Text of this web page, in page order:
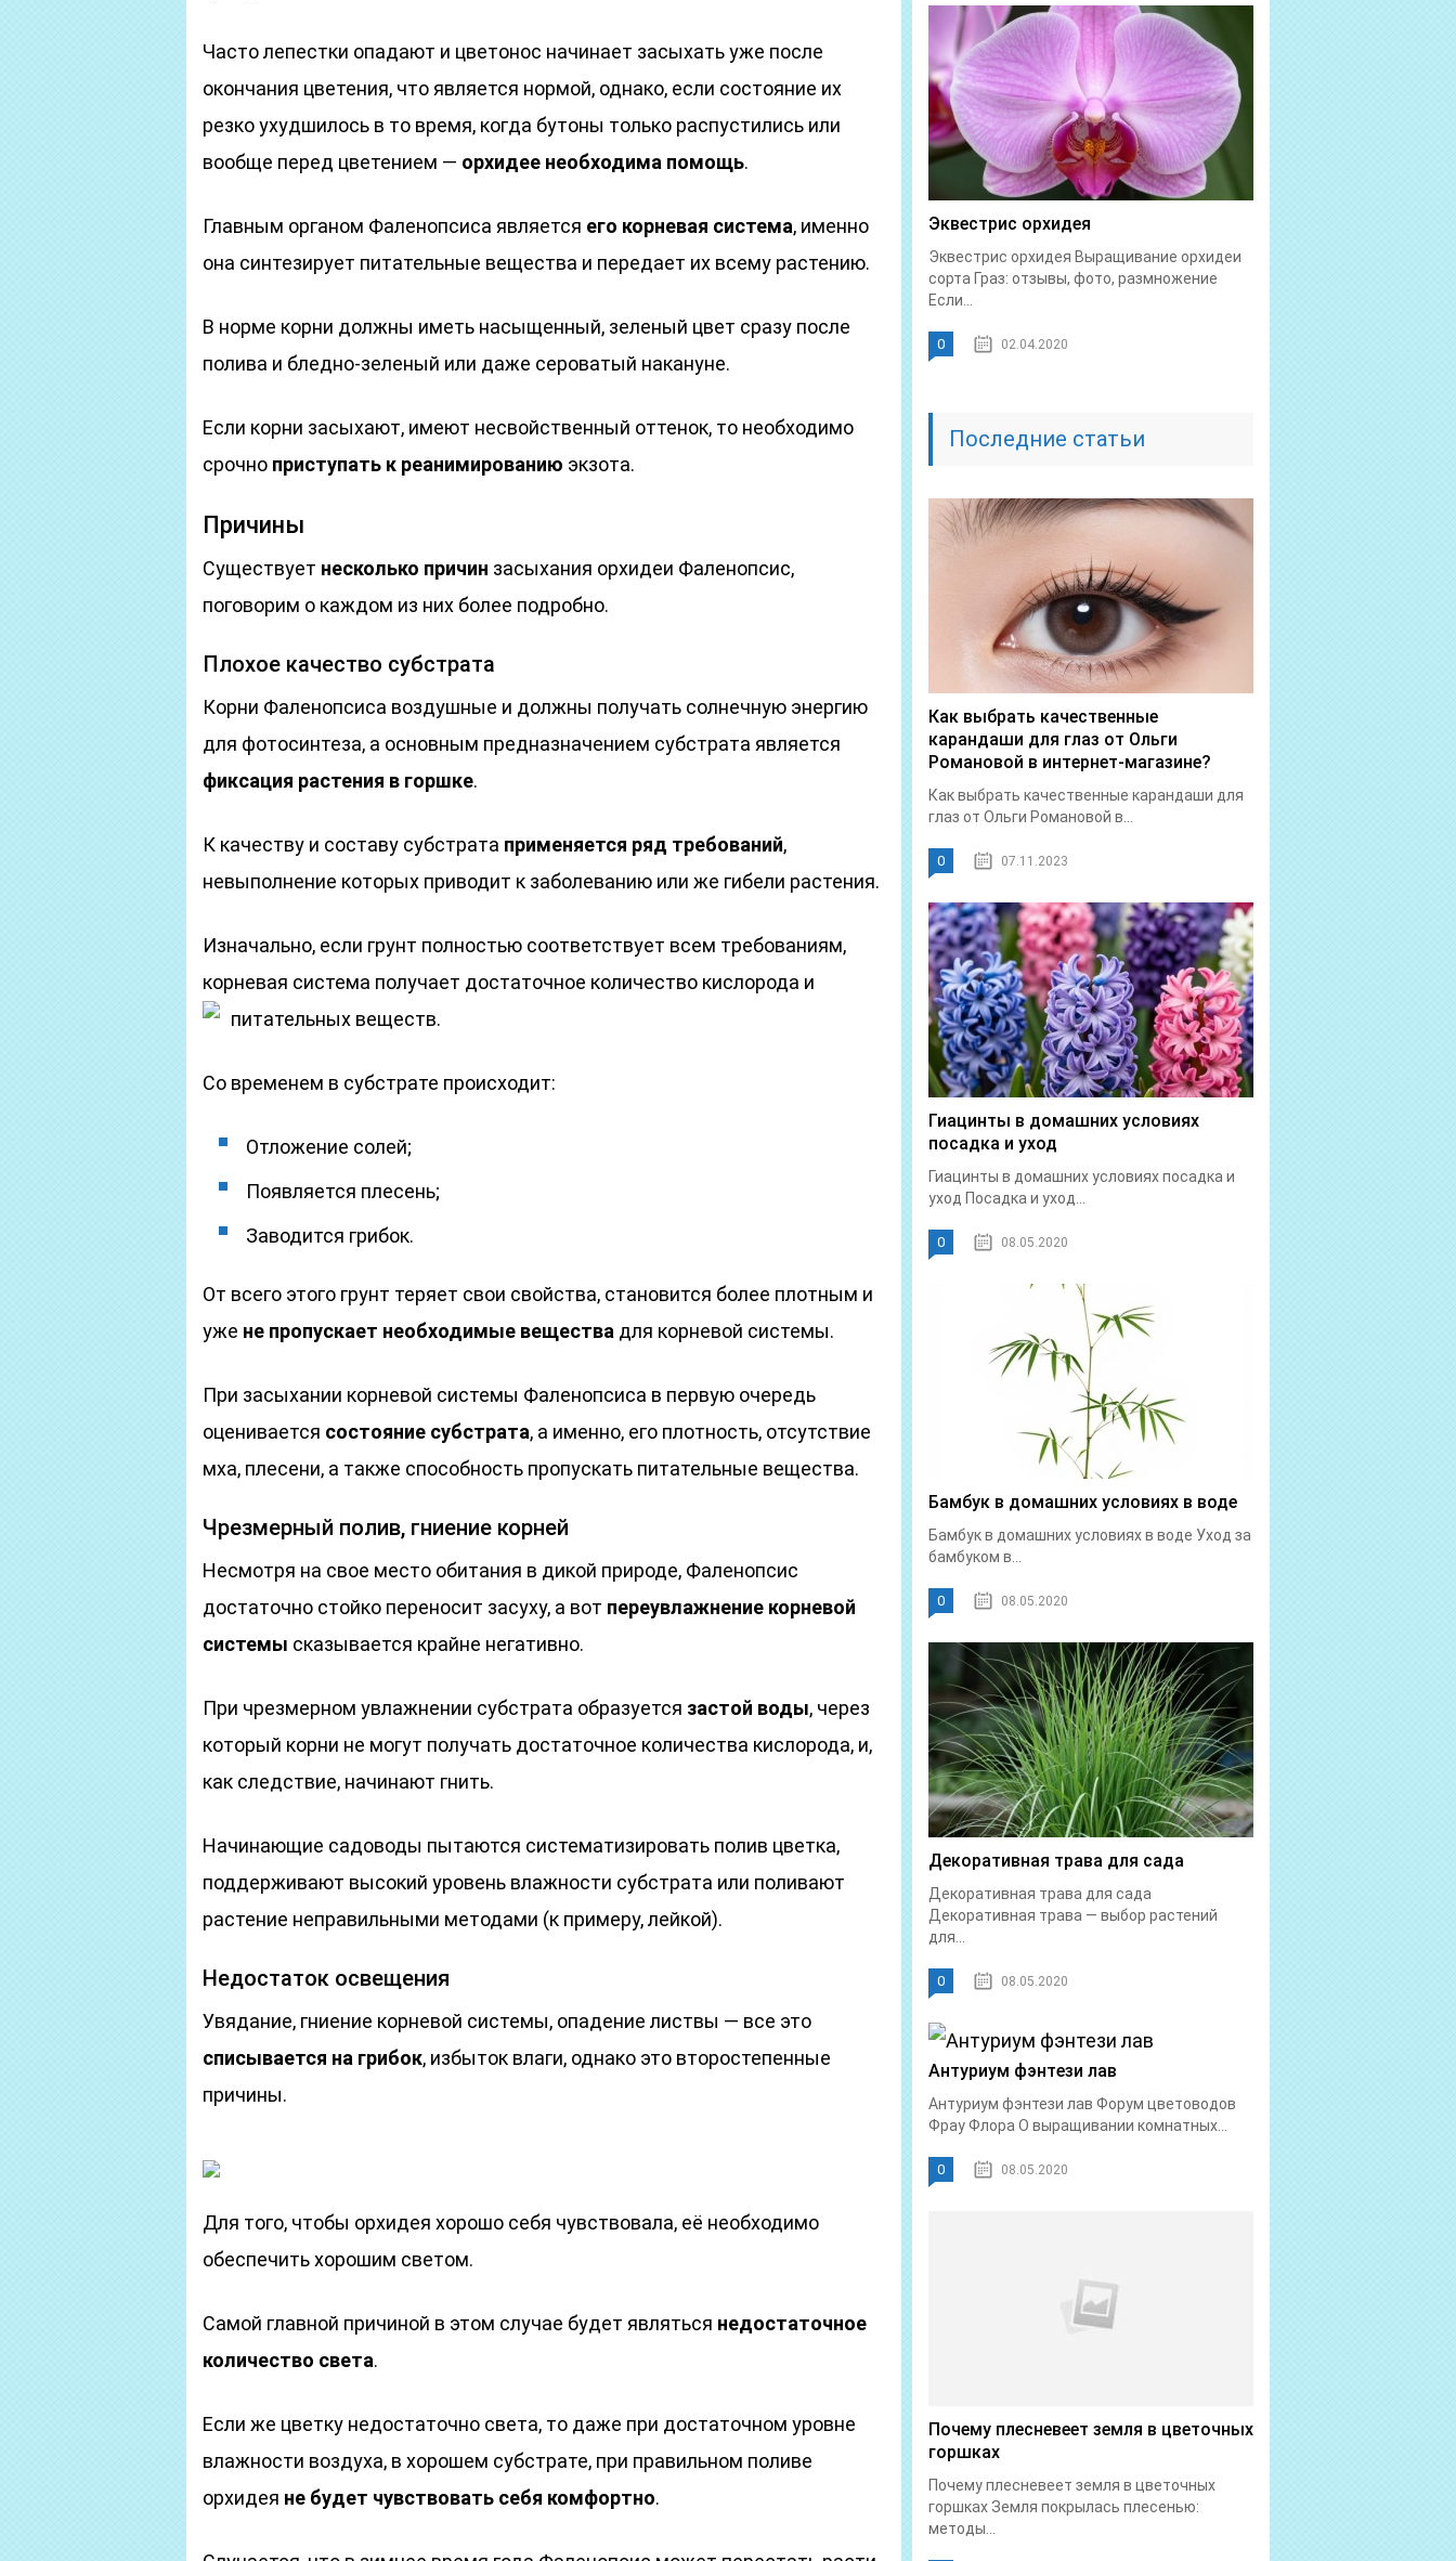
Часто лепестки опадают и цветонос начинает засыхать уже после
окончания цветения, что является нормой, однако, если состояние их
резко ухудшилось в то время, когда бутоны только распустились или
вообще перед цветением — орхидее необходима помощь.
Главным органом Фаленопсиса является его корневая система, именно
она синтезирует питательные вещества и передает их всему растению.
В норме корни должны иметь насыщенный, зеленый цвет сразу после
полива и бледно-зеленый или даже сероватый накануне.
Если корни засыхают, имеют несвойственный оттенок, то необходимо
срочно приступать к реанимированию экзота.
Причины
Существует несколько причин засыхания орхидеи Фаленопсис,
поговорим о каждом из них более подробно.
Плохое качество субстрата
Корни Фаленопсиса воздушные и должны получать солнечную энергию
для фотосинтеза, а основным предназначением субстрата является
фиксация растения в горшке.
К качеству и составу субстрата применяется ряд требований,
невыполнение которых приводит к заболеванию или же гибели растения.
Изначально, если грунт полностью соответствует всем требованиям,
корневая система получает достаточное количество кислорода и
питательных веществ.
Со временем в субстрате происходит:
Отложение солей;
Появляется плесень;
Заводится грибок.
От всего этого грунт теряет свои свойства, становится более плотным и
уже не пропускает необходимые вещества для корневой системы.
При засыхании корневой системы Фаленопсиса в первую очередь
оценивается состояние субстрата, а именно, его плотность, отсутствие
мха, плесени, а также способность пропускать питательные вещества.
Чрезмерный полив, гниение корней
Несмотря на свое место обитания в дикой природе, Фаленопсис
достаточно стойко переносит засуху, а вот переувлажнение корневой
системы сказывается крайне негативно.
При чрезмерном увлажнении субстрата образуется застой воды, через
который корни не могут получать достаточное количества кислорода, и,
как следствие, начинают гнить.
Начинающие садоводы пытаются систематизировать полив цветка,
поддерживают высокий уровень влажности субстрата или поливают
растение неправильными методами (к примеру, лейкой).
Недостаток освещения
Увядание, гниение корневой системы, опадение листвы — все это
списывается на грибок, избыток влаги, однако это второстепенные
причины.
Для того, чтобы орхидея хорошо себя чувствовала, её необходимо
обеспечить хорошим светом.
Самой главной причиной в этом случае будет являться недостаточное
количество света.
Если же цветку недостаточно света, то даже при достаточном уровне
влажности воздуха, в хорошем субстрате, при правильном поливе
орхидея не будет чувствовать себя комфортно.
Эквестрис орхидея
Эквестрис орхидея Выращивание орхидеи
сорта Граз: отзывы, фото, размножение
Если...
0 02.04.2020
Последние статьи
Как выбрать качественные
карандаши для глаз от Ольги
Романовой в интернет-магазине?
Как выбрать качественные карандаши для
глаз от Ольги Романовой в...
0 07.11.2023
Гиацинты в домашних условиях
посадка и уход
Гиацинты в домашних условиях посадка и
уход Посадка и уход...
0 08.05.2020
Бамбук в домашних условиях в воде
Бамбук в домашних условиях в воде Уход за
бамбуком в...
0 08.05.2020
Декоративная трава для сада
Декоративная трава для сада
Декоративная трава — выбор растений
для...
0 08.05.2020
Антуриум фэнтези лав
Антуриум фэнтези лав Форум цветоводов
Фрау Флора О выращивании комнатных...
0 08.05.2020
Почему плесневеет земля в цветочных
горшках
Почему плесневеет земля в цветочных
горшках Земля покрылась плесенью:
методы...